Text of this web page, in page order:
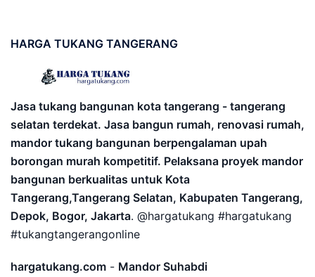
HARGA TUKANG TANGERANG
Jasa tukang bangunan kota tangerang - tangerang
selatan terdekat. Jasa bangun rumah, renovasi rumah,
mandor tukang bangunan berpengalaman upah
borongan murah kompetitif. Pelaksana proyek mandor
bangunan berkualitas untuk Kota
Tangerang,Tangerang Selatan, Kabupaten Tangerang,
Depok, Bogor, Jakarta. @hargatukang #hargatukang
#tukangtangerangonline
hargatukang.com - Mandor Suhabdi